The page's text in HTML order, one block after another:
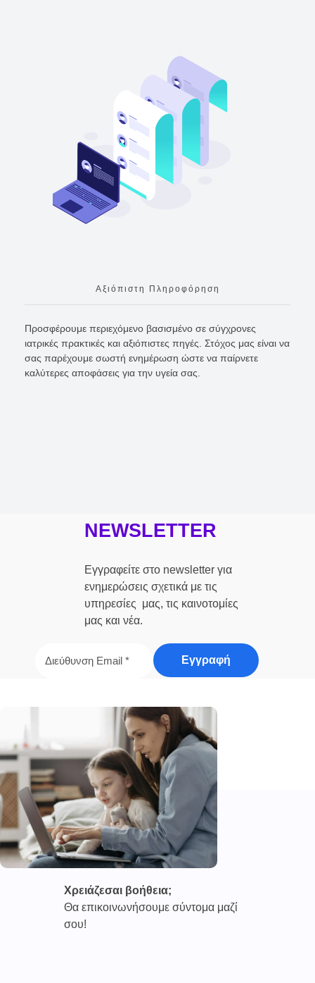
Αξιόπιστη Πληροφόρηση
Προσφέρουμε περιεχόμενο βασισμένο σε σύγχρονες
ιατρικές πρακτικές και αξιόπιστες πηγές. Στόχος μας είναι να
σας παρέχουμε σωστή ενημέρωση ώστε να παίρνετε
καλύτερες αποφάσεις για την υγεία σας.
NEWSLETTER
Εγγραφείτε στο newsletter για
ενημερώσεις σχετικά με τις
υπηρεσίες μας, τις καινοτομίες
μας και νέα.
Χρειάζεσαι βοήθεια;
Θα επικοινωνήσουμε σύντομα μαζί
σου!